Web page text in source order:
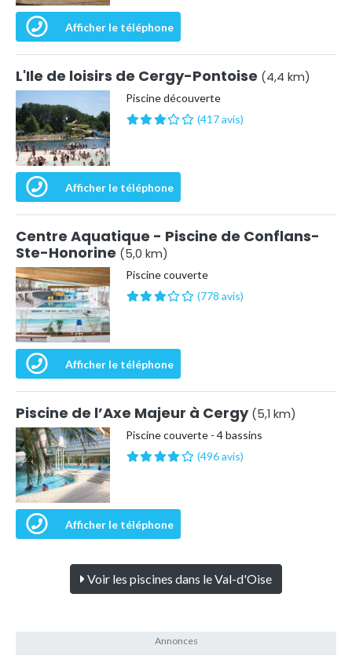
Afficher le téléphone
L'Ile de loisirs de Cergy-Pontoise (4,4 km)
Piscine découverte
(417 avis)
Afficher le téléphone
Centre Aquatique - Piscine de Conflans-
Ste-Honorine (5,0 km)
Piscine couverte
(778 avis)
Afficher le téléphone
Piscine de l’Axe Majeur à Cergy (5,1 km)
Piscine couverte - 4 bassins
(496 avis)
Afficher le téléphone
Voir les piscines dans le Val-d'Oise